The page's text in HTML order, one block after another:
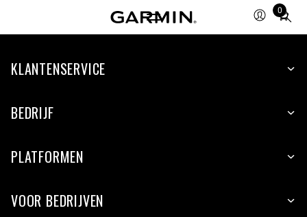
0
Total
items
cart:
KLANTENSERVICE
BEDRIJF
PLATFORMEN
VOOR BEDRIJVEN